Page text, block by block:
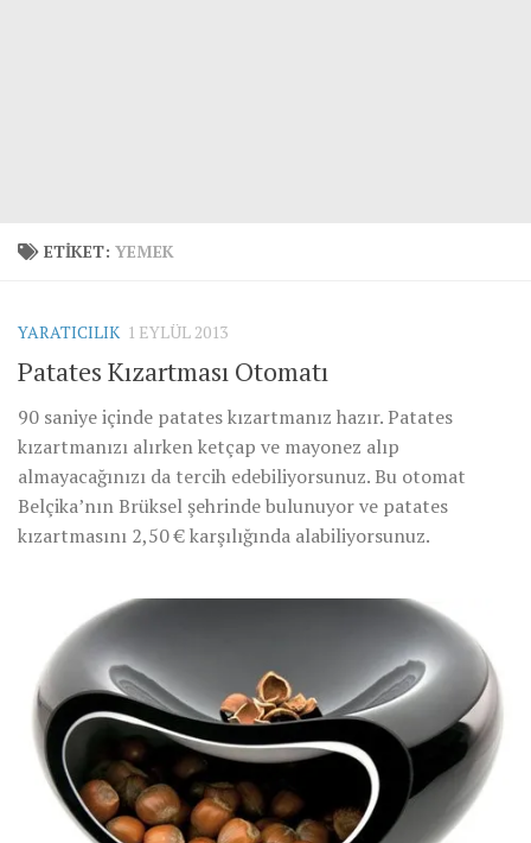
ETIKET: YEMEK
YARATICILIK 1 EYLÜL 2013
Patates Kızartması Otomatı
90 saniye içinde patates kızartmanız hazır. Patates
kızartmanızı alırken ketçap ve mayonez alıp
almayacağınızı da tercih edebiliyorsunuz. Bu otomat
Belçika’nın Brüksel şehrinde bulunuyor ve patates
kızartmasını 2,50 € karşılığında alabiliyorsunuz.